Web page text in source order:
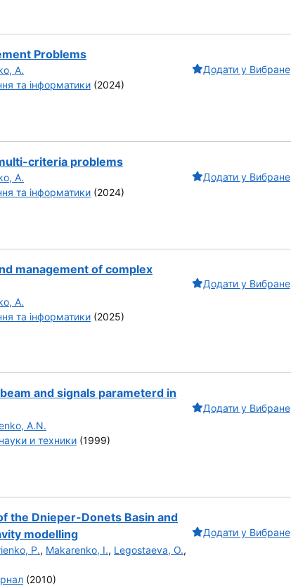
Problems
A.
та інформатики (2024)
Додати у Вибране
criteria problems
A.
та інформатики (2024)
Додати у Вибране
management of complex
A.
та інформатики (2025)
Додати у Вибране
and signals parameterd in
A.N.
и техники (1999)
Додати у Вибране
the Dnieper-Donets Basin and
modelling
P., Makarenko, I., Legostaeva, O.,
(2010)
Додати у Вибране